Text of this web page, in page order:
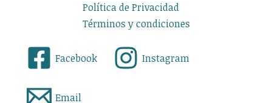
Política de Privacidad
Términos y condiciones
Facebook Instagram
Email